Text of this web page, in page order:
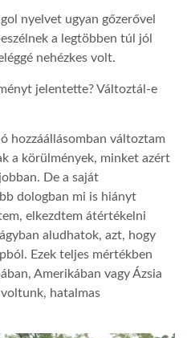
nyelvet ugyan gőzerővel
a legtöbben túl jól
nehézkes volt.
jelentette? Változtál-e
hozzáállásomban változtam
a körülmények, minket azért
De a saját
dologban mi is hiányt
elkezdtem átértékelni
aludhatok, azt, hogy
Ezek teljes mértékben
Amerikában vagy Ázsia
hatalmas